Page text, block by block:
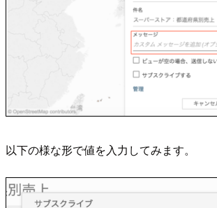
以下の様な形で値を入力してみます。